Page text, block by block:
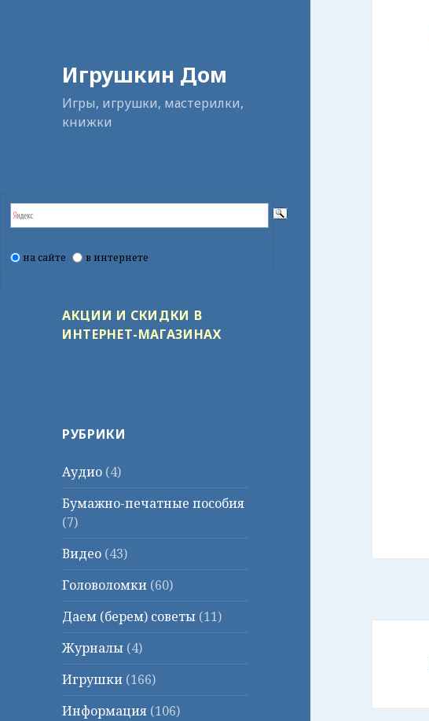
Игрушкин Дом
Игры, игрушки, мастерилки,
книжки
на сайте в интернете
АКЦИИ И СКИДКИ В
ИНТЕРНЕТ-МАГАЗИНАХ
РУБРИКИ
Аудио (4)
Бумажно-печатные пособия
(7)
Видео (43)
Головоломки (60)
Даем (берем) советы (11)
Журналы (4)
Игрушки (166)
Информация (106)